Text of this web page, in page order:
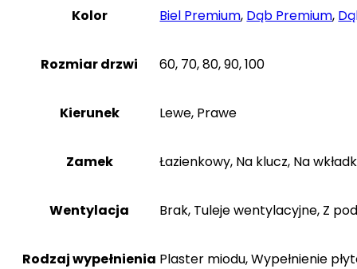
Kolor Biel Premium, Dąb Premium,
Rozmiar drzwi 60, 70, 80, 90, 100
Kierunek Lewe, Prawe
Zamek Łazienkowy, Na klucz, Na
Wentylacja Brak, Tuleje wentylacyjne, Z
Rodzaj wypełnienia Plaster miodu, Wypełnienie